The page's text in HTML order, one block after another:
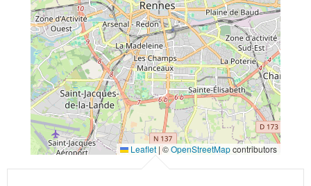
Leaflet | ©OpenStreetMapcontributors